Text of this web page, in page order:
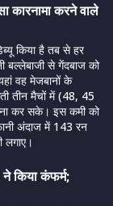
कारनामा करने वाले
किया है तब से हर
बल्लेबाजी से गेंदबाज को
वह मेजबानों के
तीन मैचों में (48, 45
कर सके। इस कमी को
अंदाज में 143 रन
लगाए।
ने किया कंफर्म;